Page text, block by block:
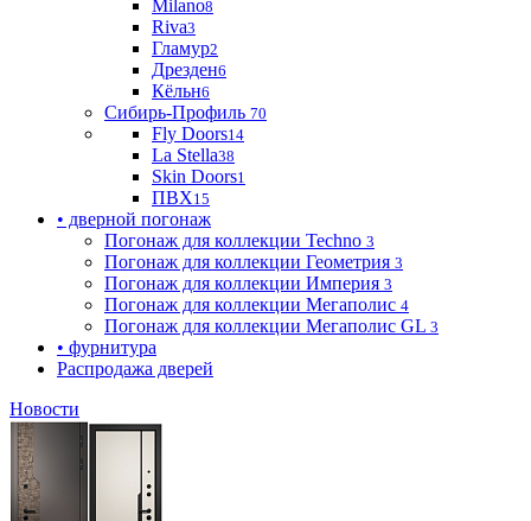
Milano8
Riva3
Гламур2
Дрезден6
Кёльн6
Сибирь-Профиль 70
Fly Doors14
La Stella38
Skin Doors1
ПВХ15
• дверной погонаж
Погонаж для коллекции Techno 3
Погонаж для коллекции Геометрия 3
Погонаж для коллекции Империя 3
Погонаж для коллекции Мегаполис 4
Погонаж для коллекции Мегаполис GL 3
• фурнитура
Распродажа дверей
Новости